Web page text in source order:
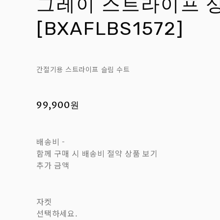
그레이 스트라이프
[BXAFLBS1572]
간절기용 스트라이프 슬림 수트
99,900원
배송비 -
함께 구매 시 배송비 절약 상품 보기
추가 금액
자켓
선택하세요.